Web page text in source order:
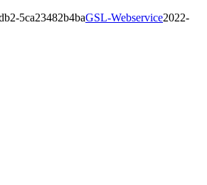
5ca23482b4baGSL-Webservice2022-